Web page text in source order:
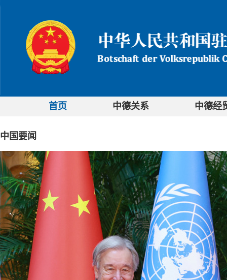
首页 中德关系 中德经
中国要闻